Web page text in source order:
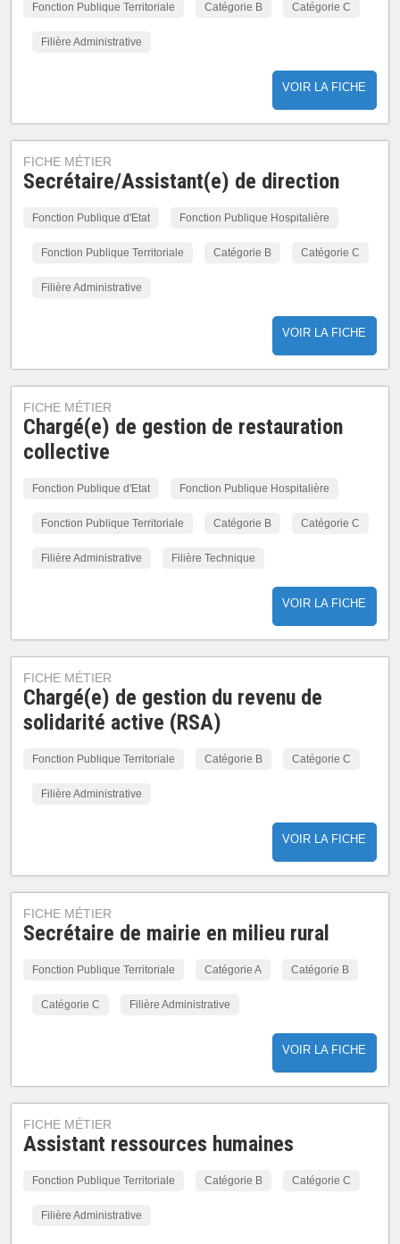
Fonction Publique Territoriale Catégorie B Catégorie C
Filière Administrative
VOIR LA FICHE
FICHE MÉTIER
Secrétaire/Assistant(e) de direction
Fonction Publique d'Etat Fonction Publique Hospitalière
Fonction Publique Territoriale Catégorie B Catégorie C
Filière Administrative
VOIR LA FICHE
FICHE MÉTIER
Chargé(e) de gestion de restauration
collective
Fonction Publique d'Etat Fonction Publique Hospitalière
Fonction Publique Territoriale Catégorie B Catégorie C
Filière Administrative Filière Technique
VOIR LA FICHE
FICHE MÉTIER
Chargé(e) de gestion du revenu de
solidarité active (RSA)
Fonction Publique Territoriale Catégorie B Catégorie C
Filière Administrative
VOIR LA FICHE
FICHE MÉTIER
Secrétaire de mairie en milieu rural
Fonction Publique Territoriale Catégorie A Catégorie B
Catégorie C Filière Administrative
VOIR LA FICHE
FICHE MÉTIER
Assistant ressources humaines
Fonction Publique Territoriale Catégorie B Catégorie C
Filière Administrative